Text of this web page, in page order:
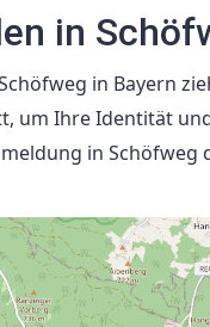
in
in Bayern
um Ihre Identität
in